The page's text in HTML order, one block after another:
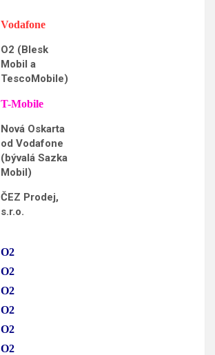
Vodafone
O2 (Blesk
Mobil a
TescoMobile)
T-Mobile
Nová Oskarta
od Vodafone
(bývalá Sazka
Mobil)
ČEZ Prodej,
s.r.o.
O2
O2
O2
O2
O2
O2